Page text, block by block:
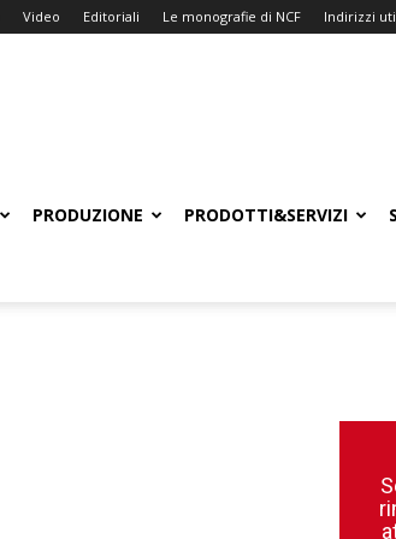
Video Editoriali Le monografie di NCF Indirizzi
PRODUZIONE PRODOTTI&SERVIZI